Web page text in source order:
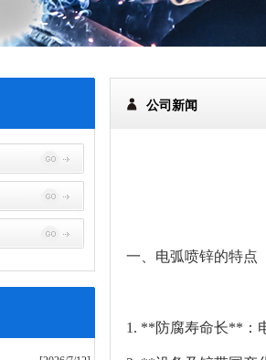
公司新闻
一、电弧喷锌的特点
1. **防腐寿命长**：